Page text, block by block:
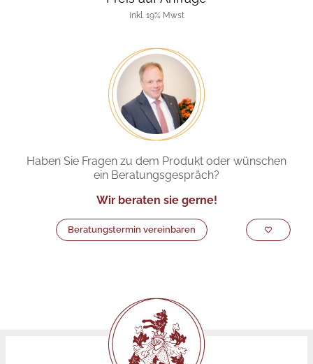
inkl. 19% Mwst
Haben Sie Fragen zu dem Produkt oder wünschen
ein Beratungsgespräch?
Wir beraten sie gerne!
Beratungstermin vereinbaren